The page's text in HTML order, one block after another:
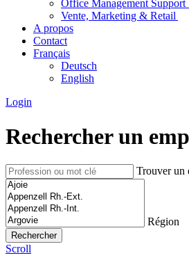
Office Management Support
Vente, Marketing & Retail
A propos
Contact
Français
Deutsch
English
Login
Rechercher un
Trouver un
Région
Scroll